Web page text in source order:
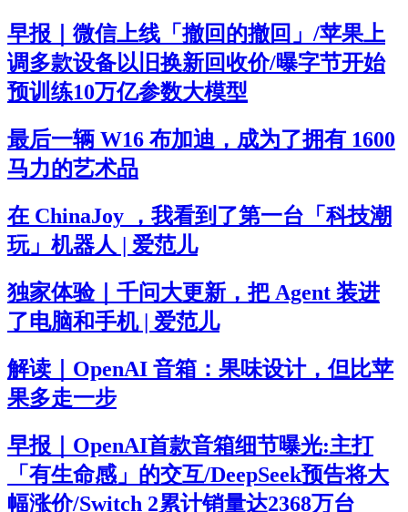
早报｜微信上线「撤回的撤回」/苹果上
调多款设备以旧换新回收价/曝字节开始
预训练10万亿参数大模型
最后一辆 W16 布加迪，成为了拥有 1600
马力的艺术品
在 ChinaJoy ，我看到了第一台「科技潮
玩」机器人 | 爱范儿
独家体验｜千问大更新，把 Agent 装进
了电脑和手机 | 爱范儿
解读｜OpenAI 音箱：果味设计，但比苹
果多走一步
早报｜OpenAI首款音箱细节曝光:主打
「有生命感」的交互/DeepSeek预告将大
幅涨价/Switch 2累计销量达2368万台